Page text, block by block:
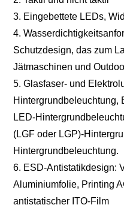
3. Eingebettete LEDs,
4.
Schutzdesign, das zum
Jätmaschinen und
5. Glasfaser- und
Hintergrundbeleuchtung,
LED-
(LGF oder LGP)-
Hintergrundbeleuchtung.
6. ESD-Antistatikdesign:
Aluminiumfolie, Printing
antistatischer ITO-Film